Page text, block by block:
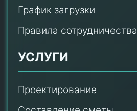
График загрузки
Правила сотрудничества
УСЛУГИ
Проектирование